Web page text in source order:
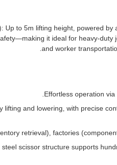
Up to 5m lifting height, powered
it ideal for heavy-duty
and worker
Effortless operation
lifting and lowering, with precise
retrieval), factories
scissor structure supports